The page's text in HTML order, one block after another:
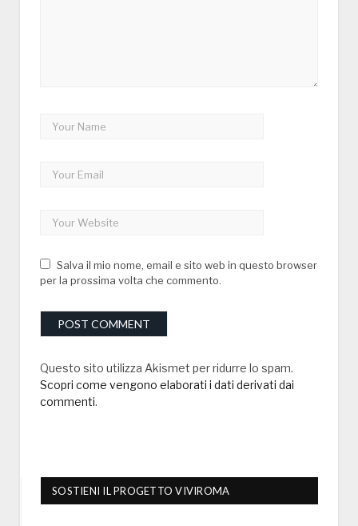
Salva il mio nome, email e sito web in questo browser
per la prossima volta che commento.
Questo sito utilizza Akismet per ridurre lo spam.
Scopri come vengono elaborati i dati derivati dai
commenti.
SOSTIENI IL PROGETTO VIVIROMA